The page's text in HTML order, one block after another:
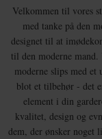
Velkommen til vores
med tanke på den
designet til at
til den moderne
moderne slips med
blot et tilbehør - det
element i din
kvalitet, design og
dem, der ønsker noget